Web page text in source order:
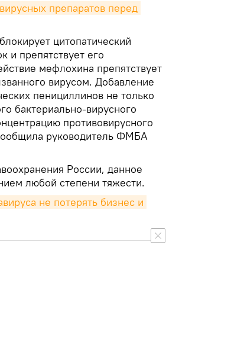
препаратов перед
цитопатический
и препятствует его
мефлохина препятствует
вирусом. Добавление
пенициллинов не только
бактериально-вирусного
противовирусного
руководитель ФМБА
России, данное
любой степени тяжести.
не потерять бизнес и